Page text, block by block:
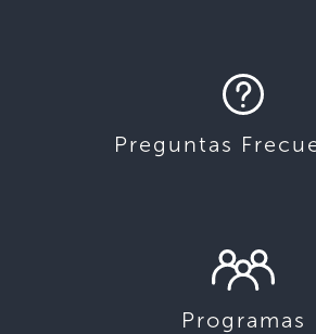
Preguntas
Programas